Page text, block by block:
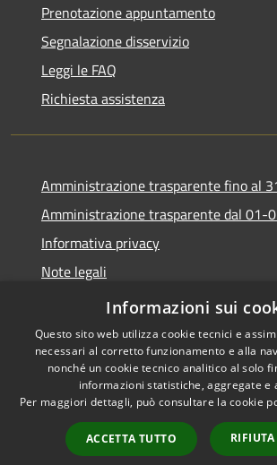
Prenotazione appuntamento
Segnalazione disservizio
Leggi le FAQ
Richiesta assistenza
Amministrazione trasparente fino al
Amministrazione trasparente dal 01-
Informativa privacy
Note legali
Dichiarazione di accessibilità
Accessibilità
Copyright
Informazioni sui
Questo sito web utilizza cookie tecnici e
necessari al corretto funzionamento e alla
nonché un cookie tecnico analitico al solo
informazioni statistiche, aggregate e
Per maggiori dettagli, può consultare la cookie
ACCETTA TUTTO